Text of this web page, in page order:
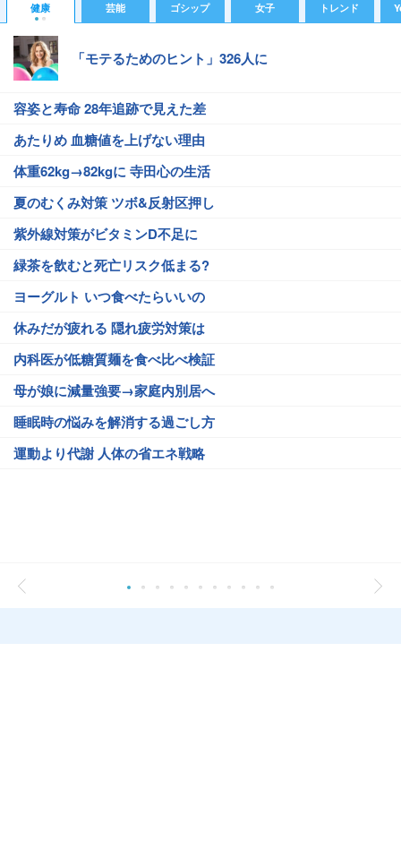
健康 芸能 ゴシップ 女子 トレンド
「モテるためのヒント」326人に
容姿と寿命 28年追跡で見えた差
あたりめ 血糖値を上げない理由
体重62kg→82kgに 寺田心の生活
夏のむくみ対策 ツボ&反射区押し
紫外線対策がビタミンD不足に
緑茶を飲むと死亡リスク低まる?
ヨーグルト いつ食べたらいいの
休みだが疲れる 隠れ疲労対策は
内科医が低糖質麺を食べ比べ検証
母が娘に減量強要→家庭内別居へ
睡眠時の悩みを解消する過ごし方
運動より代謝 人体の省エネ戦略